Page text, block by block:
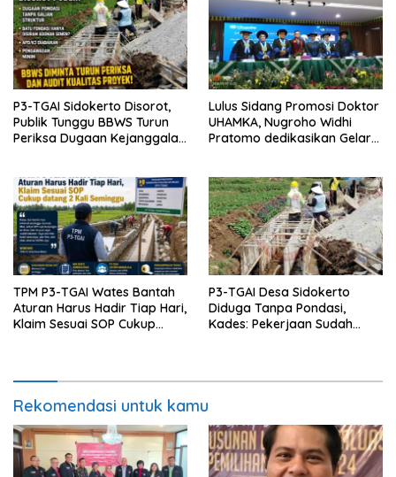
P3-TGAI Sidokerto Disorot,
Publik Tunggu BBWS Turun
Periksa Dugaan Kejanggalan
Lulus Sidang Promosi Doktor
UHAMKA, Nugroho Widhi
Pratomo dedikasikan Gelar
TPM P3-TGAI Wates Bantah
Aturan Harus Hadir Tiap Hari,
Klaim Sesuai SOP Cukup
P3-TGAI Desa Sidokerto
Diduga Tanpa Pondasi,
Kades: Pekerjaan Sudah
Rekomendasi untuk kamu